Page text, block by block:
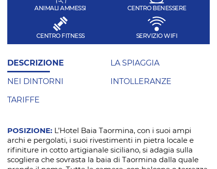
ANIMALI AMMESSI CENTRO BENESSERE
CENTRO FITNESS SERVIZIO WIFI
DESCRIZIONE LA SPIAGGIA
NEI DINTORNI INTOLLERANZE
TARIFFE
POSIZIONE: L’Hotel Baia Taormina, con i suoi ampi
archi e pergolati, i suoi rivestimenti in pietra locale e
rifiniture in cotto artigianale siciliano, si adagia sulla
scogliera che sovrasta la baia di Taormina dalla quale